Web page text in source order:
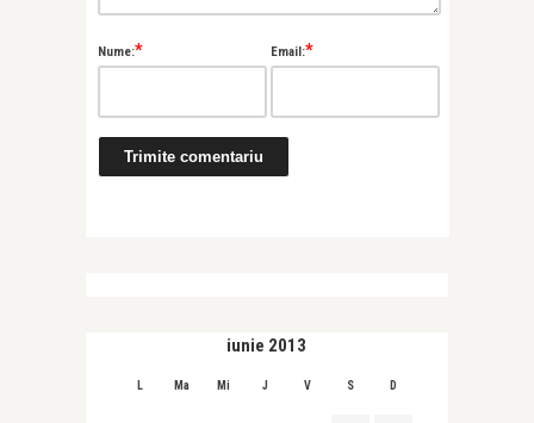
Nume:* Email:*
iunie 2013
L Ma Mi J V S D